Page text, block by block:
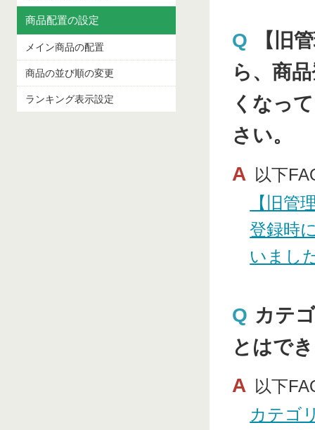
商品配置の設定
メイン商品の配置
商品の並び順の変更
ランキング表示設定
Q
【旧
ら、商
くなっ
さい。
A
以下
【旧管
登録時
いまし
Q カテ
とはで
A
以下
カテゴ